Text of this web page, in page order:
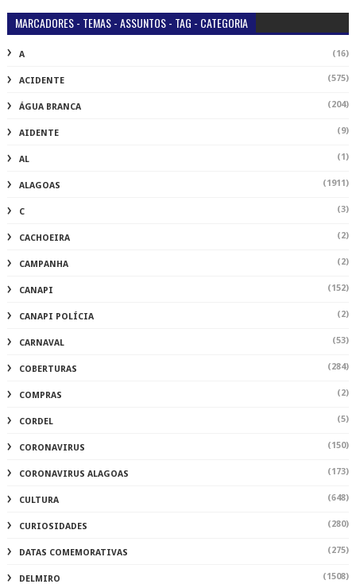
MARCADORES - TEMAS - ASSUNTOS - TAG - CATEGORIA
A (16)
ACIDENTE (575)
ÁGUA BRANCA (204)
AIDENTE (9)
AL (1)
ALAGOAS (1911)
C (3)
CACHOEIRA (2)
CAMPANHA (2)
CANAPI (152)
CANAPI POLÍCIA (2)
CARNAVAL (53)
COBERTURAS (284)
COMPRAS (2)
CORDEL (5)
CORONAVIRUS (150)
CORONAVIRUS ALAGOAS (173)
CULTURA (648)
CURIOSIDADES (280)
DATAS COMEMORATIVAS (275)
DELMIRO (1508)